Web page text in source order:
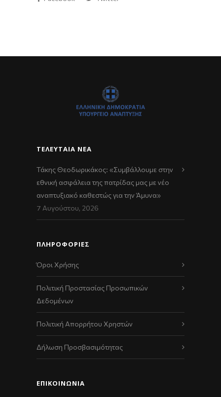
ΤΕΛΕΥΤΑΊΑ ΝΈΑ
Τάκης Θεοδωρικάκος: «Συμβάλλουμε στην
εθνική ασφάλεια της πατρίδας μας με νέο
αναπτυξιακό καθεστώς για την Άμυνα»
7 Αυγούστου, 2026
ΠΛΗΡΟΦΟΡΙΕΣ
Όροι Χρήσης
Πολιτική Προστασίας Προσωπικών
Δεδομένων
Πολιτική Απορρήτου Χρηστών
Δήλωση Προσβασιμότητας
ΕΠΙΚΟΙΝΩΝΊΑ